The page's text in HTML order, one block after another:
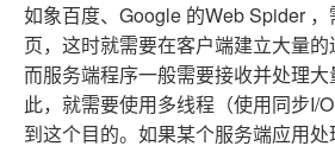
如象百度、 Google 的Web Spider ，
页，这时就需要在客户端建立大量的
而服务端程序一般需要接收并处理大
此，就需要使用多线程（使用同步I/O
到这个目的。如果某个服务端应用